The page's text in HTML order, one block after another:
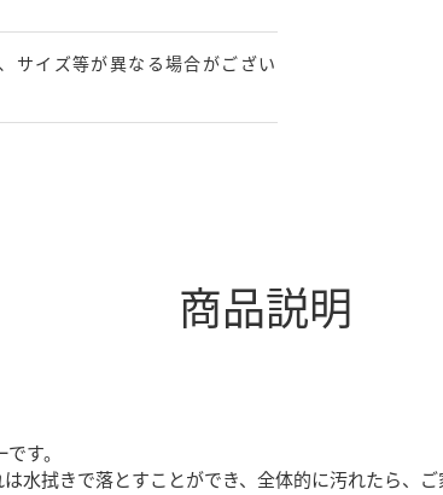
サイズ等が異なる場合がござい
商品説明
す。
水拭きで落とすことができ、全体的に汚れたら、